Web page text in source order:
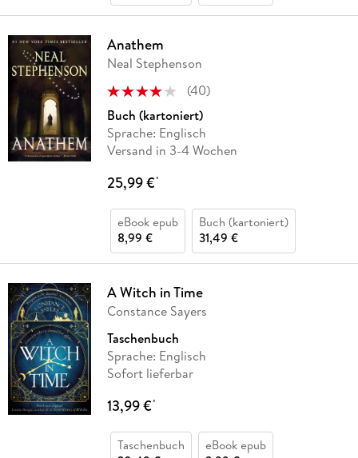
Anathem
Neal Stephenson
(40)
Buch (kartoniert)
Sprache: Englisch
Versand in 3-4 Wochen
25,99 €*
eBook epub
8,99 €
Buch (kartoniert)
31,49 €
A Witch in Time
Constance Sayers
Taschenbuch
Sprache: Englisch
Sofort lieferbar
13,99 €*
Taschenbuch
eBook epub